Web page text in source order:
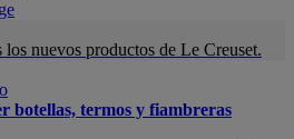
los nuevos productos de Le Creuset.
botellas, termos y fiambreras